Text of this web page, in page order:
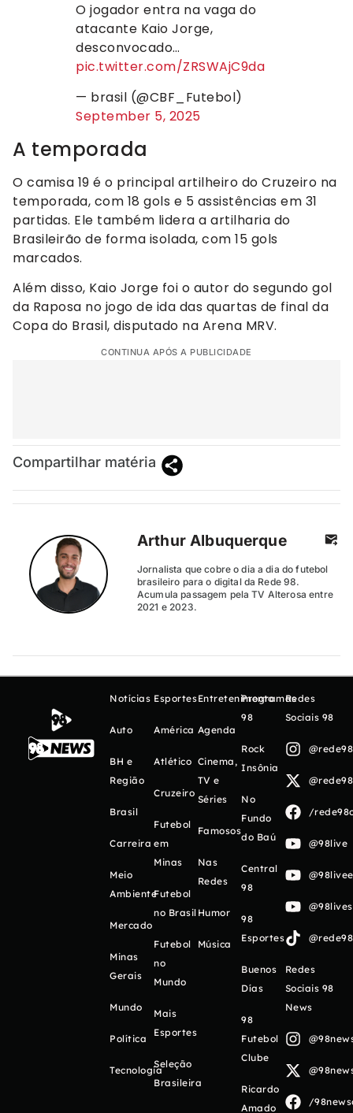
O jogador entra na vaga do
atacante Kaio Jorge,
desconvocado…
pic.twitter.com/ZRSWAjC9da
— brasil (@CBF_Futebol)
September 5, 2025
A temporada
O camisa 19 é o principal artilheiro do Cruzeiro na
temporada, com 18 gols e 5 assistências em 31
partidas. Ele também lidera a artilharia do
Brasileirão de forma isolada, com 15 gols
marcados.
Além disso, Kaio Jorge foi o autor do segundo gol
da Raposa no jogo de ida das quartas de final da
Copa do Brasil, disputado na Arena MRV.
CONTINUA APÓS A PUBLICIDADE
Compartilhar matéria
Arthur Albuquerque
Jornalista que cobre o dia a dia do futebol
brasileiro para o digital da Rede 98.
Acumula passagem pela TV Alterosa entre
2021 e 2023.
Notícias
Auto
BH e
Região
Brasil
Carreira
Meio
Ambiente
Mercado
Minas
Gerais
Mundo
Política
Tecnologia
Esportes
América
Atlético
Cruzeiro
Futebol
em
Minas
Futebol
no Brasil
Futebol
no
Mundo
Mais
Esportes
Seleção
Brasileira
Entretenimento
Agenda
Cinema,
TV e
Séries
Famosos
Nas
Redes
Humor
Música
Programas
98
Rock
Insônia
No
Fundo
do Baú
Central
98
98
Esportes
Buenos
Días
98
Futebol
Clube
Ricardo
Amado
Redes
Sociais 98
/
@98live
Redes
Sociais 98
News
/